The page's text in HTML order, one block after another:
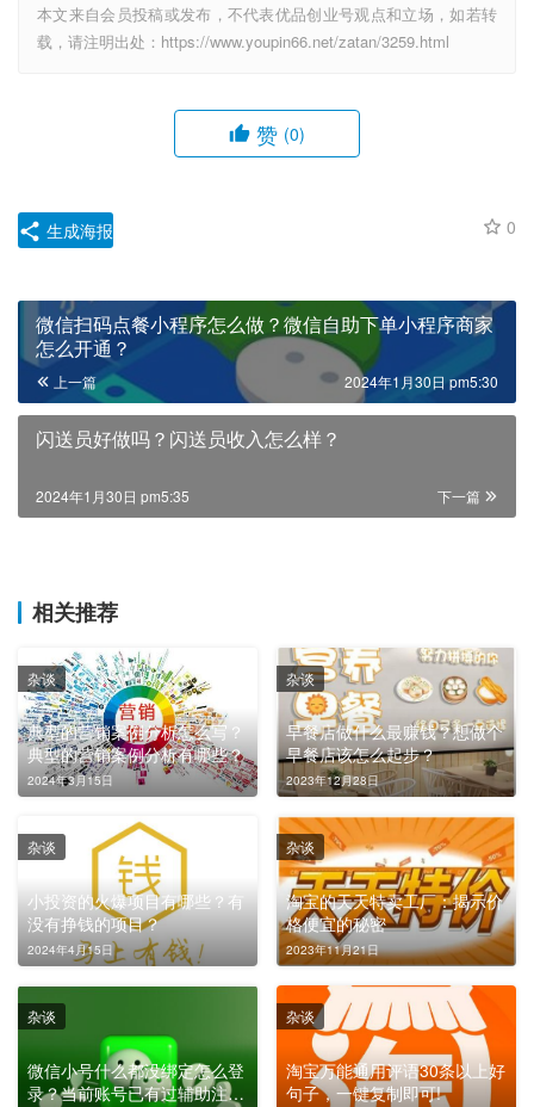
本文来自会员投稿或发布，不代表优品创业号观点和立场，如若转
载，请注明出处：https://www.youpin66.net/zatan/3259.html
赞 (0)
0
生成海报
微信扫码点餐小程序怎么做？微信自助下单小程序商家
怎么开通？
上一篇 2024年1月30日 pm5:30
闪送员好做吗？闪送员收入怎么样？
下一篇
2024年1月30日 pm5:35
相关推荐
典型的营销案例分析怎么写？
典型的营销案例分析有哪些？
2024年3月15日
杂谈
早餐店做什么最赚钱？想做个
早餐店该怎么起步？
2023年12月28日
杂谈
小投资的火爆项目有哪些？有
没有挣钱的项目？
2024年4月15日
杂谈
淘宝的天天特卖工厂：揭示价
格便宜的秘密
2023年11月21日
杂谈
微信小号什么都没绑定怎么登
录？当前账号已有过辅助注册
杂谈
淘宝万能通用评语30条以上好
句子，一键复制即可!
杂谈